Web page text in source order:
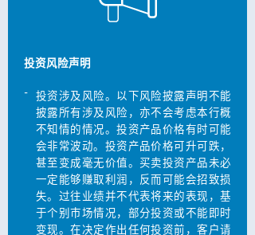
投资风险声明
-
投资涉及风险。以下风险披露声明不能
披露所有涉及风险，亦不会考虑本行概
不知情的情况。投资产品价格有时可能
会非常波动。投资产品价格可升可跌，
甚至变成毫无价值。买卖投资产品未必
一定能够赚取利润，反而可能会招致损
失。过往业绩并不代表将来的表现，基
于个别巿场情况，部分投资或不能即时
变现。在决定作出任何投资前，客户请